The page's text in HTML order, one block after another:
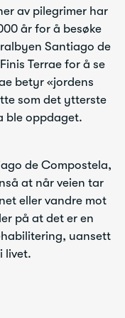
av pilegrimer har
år for å besøke
Santiago de
Terrae for å se
betyr «jordens
som det ytterste
ble oppdaget.
de Compostela,
at når veien tar
eller vandre mot
på at det er en
uansett
livet.